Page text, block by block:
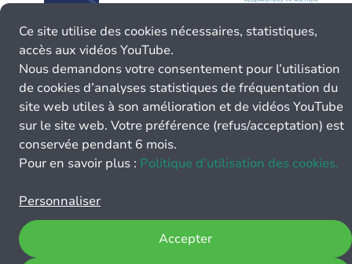
Ce site utilise des cookies nécessaires, statistiques,
accès aux vidéos YouTube.
Nous demandons votre consentement pour l’utilisation
de cookies d’analyses statistiques de fréquentation du
site web utiles à son amélioration et de vidéos YouTube
sur le site web. Votre préférence (refus/acceptation) est
conservée pendant 6 mois.
Pour en savoir plus : Politique d’utilisation des cookies.
Personnaliser
Accepter